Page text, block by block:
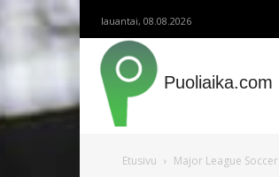
lauantai, 08.08.2026
Puoliaika.com
Etusivu Major League Soccer